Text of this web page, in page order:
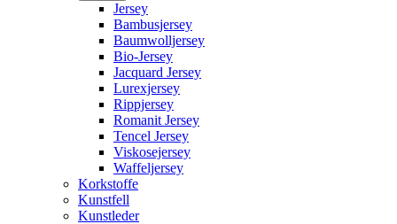
Jersey
Bambusjersey
Baumwolljersey
Bio-Jersey
Jacquard Jersey
Lurexjersey
Rippjersey
Romanit Jersey
Tencel Jersey
Viskosejersey
Waffeljersey
Korkstoffe
Kunstfell
Kunstleder